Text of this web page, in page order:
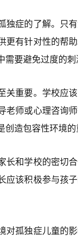
独症的了解。只
更有针对性的帮
要避免过度的刺
关重要。学校应
老师或心理咨询
造包容性环境的
长和学校的密切
应该积极参与孩
对孤独症儿童的